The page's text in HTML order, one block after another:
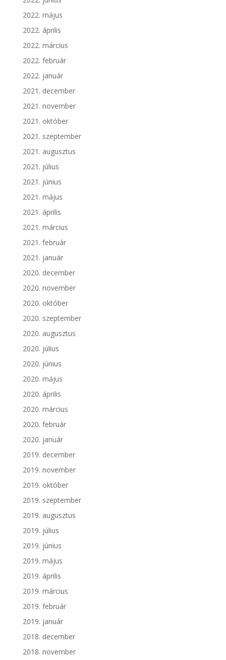
2022. május
2022. április
2022. március
2022. február
2022. január
2021. december
2021. november
2021. október
2021. szeptember
2021. augusztus
2021. július
2021. június
2021. május
2021. április
2021. március
2021. február
2021. január
2020. december
2020. november
2020. október
2020. szeptember
2020. augusztus
2020. július
2020. június
2020. május
2020. április
2020. március
2020. február
2020. január
2019. december
2019. november
2019. október
2019. szeptember
2019. augusztus
2019. július
2019. június
2019. május
2019. április
2019. március
2019. február
2019. január
2018. december
2018. november